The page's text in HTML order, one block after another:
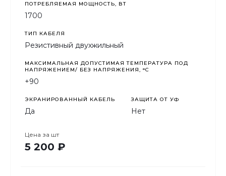
ПОТРЕБЛЯЕМАЯ МОЩНОСТЬ, ВТ
1700
ТИП КАБЕЛЯ
Резистивный двухжильный
МАКСИМАЛЬНАЯ ДОПУСТИМАЯ ТЕМПЕРАТУРА ПОД
НАПРЯЖЕНИЕМ/ БЕЗ НАПРЯЖЕНИЯ, °C
+90
ЭКРАНИРОВАННЫЙ КАБЕЛЬ
Да
ЗАЩИТА ОТ УФ
Нет
Цена за шт
5 200 ₽